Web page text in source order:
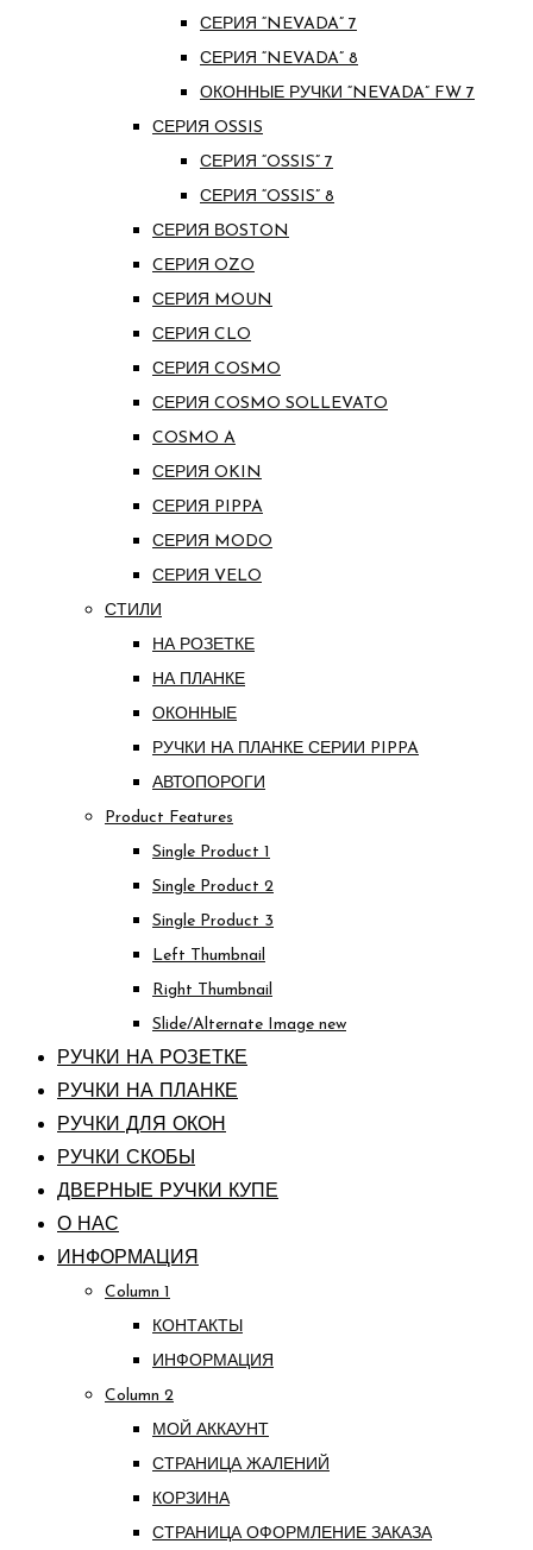
СЕРИЯ “NEVADA” 7
СЕРИЯ “NEVADA” 8
ОКОННЫЕ РУЧКИ “NEVADA” FW 7
СЕРИЯ OSSIS
СЕРИЯ “OSSIS” 7
СЕРИЯ “OSSIS” 8
СЕРИЯ ВOSTON
CЕРИЯ OZO
СЕРИЯ MOUN
СЕРИЯ CLO
СЕРИЯ COSMO
СЕРИЯ COSMO SOLLEVATO
COSMO A
СЕРИЯ OKIN
СЕРИЯ PIPPA
СЕРИЯ MODO
СЕРИЯ VELO
СТИЛИ
НА РОЗЕТКЕ
НА ПЛАНКЕ
ОКОННЫЕ
РУЧКИ НА ПЛАНКЕ СЕРИИ PIPPA
АВТОПОРОГИ
Product Features
Single Product 1
Single Product 2
Single Product 3
Left Thumbnail
Right Thumbnail
Slide/Alternate Image new
РУЧКИ НА РОЗЕТКЕ
РУЧКИ НА ПЛАНКЕ
РУЧКИ ДЛЯ ОКОН
РУЧКИ СКОБЫ
ДВЕРНЫЕ РУЧКИ КУПЕ
О НАС
ИНФОРМАЦИЯ
Column 1
КОНТАКТЫ
ИНФОРМАЦИЯ
Column 2
МОЙ АККАУНТ
СТРАНИЦА ЖАЛЕНИЙ
КОРЗИНА
СТРАНИЦА ОФОРМЛЕНИЕ ЗАКАЗА